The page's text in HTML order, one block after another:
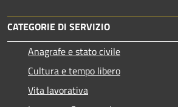
CATEGORIE DI SERVIZIO
Anagrafe e stato civile
Cultura e tempo libero
Vita lavorativa